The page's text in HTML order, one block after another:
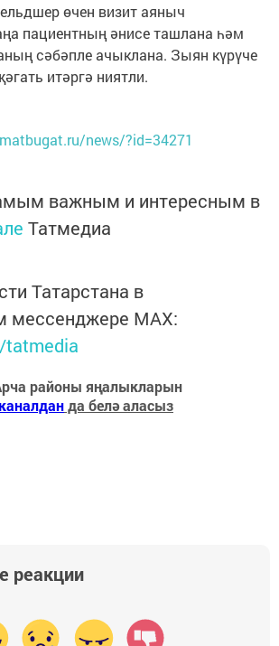
өчен визит аяныч
пациентның әнисе ташлана һәм
сәбәпле ачыклана. Зыян күрүче
итәргә ниятли.
news/?id=34271
важным и интересным в
Татмедиа
Татарстана в
мессенджере MАХ:
районы яңалыкларын
да белә аласыз
реакции